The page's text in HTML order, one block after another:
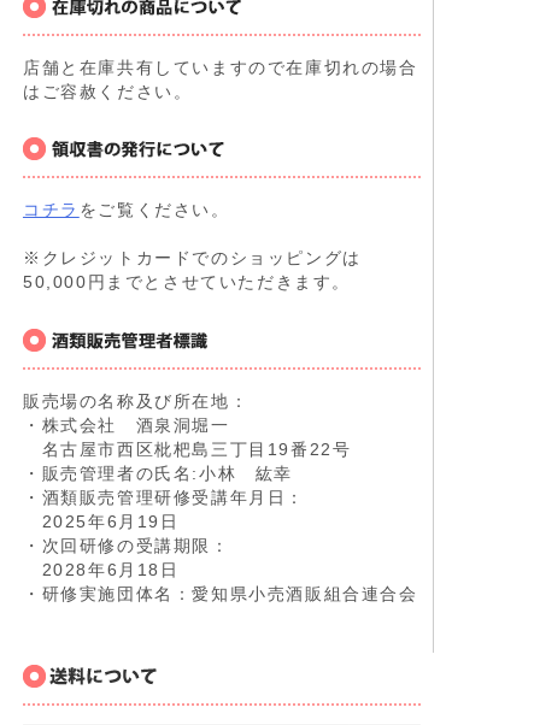
店舗と在庫共有していますので在庫切れの場合
はご容赦ください。
コチラ をご覧ください。
※クレジットカードでのショッピングは
50,000円までとさせていただきます。
販売場の名称及び所在地：
・株式会社 酒泉洞堀一
名古屋市西区枇杷島三丁目19番22号
・販売管理者の氏名:小林 紘幸
・酒類販売管理研修受講年月日：
2025年6月19日
・次回研修の受講期限：
2028年6月18日
・研修実施団体名：愛知県小売酒販組合連合会